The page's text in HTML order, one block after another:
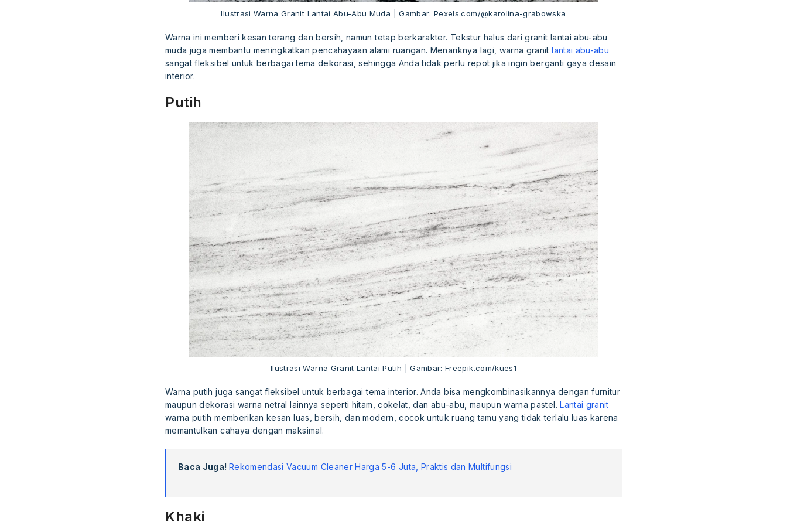
Ilustrasi Warna Granit Lantai Abu-Abu Muda | Gambar: Pexels.com/@karolina-grabowska
Warna ini memberi kesan terang dan bersih, namun tetap berkarakter. Tekstur halus dari granit lantai abu-abu
muda juga membantu meningkatkan pencahayaan alami ruangan. Menariknya lagi, warna granitlantai abu-abu
sangat fleksibel untuk berbagai tema dekorasi, sehingga Anda tidak perlu repot jika ingin berganti gaya desain
interior.
Putih
Ilustrasi Warna Granit Lantai Putih | Gambar: Freepik.com/kues1
Warna putih juga sangat fleksibel untuk berbagai tema interior. Anda bisa mengkombinasikannya dengan furnitur
maupun dekorasi warna netral lainnya seperti hitam, cokelat, dan abu-abu, maupun warna pastel.Lantai granit
warna putih memberikan kesan luas, bersih, dan modern, cocok untuk ruang tamu yang tidak terlalu luas karena
memantulkan cahaya dengan maksimal.
Baca Juga! Rekomendasi Vacuum Cleaner Harga 5-6 Juta, Praktis dan Multifungsi
Khaki